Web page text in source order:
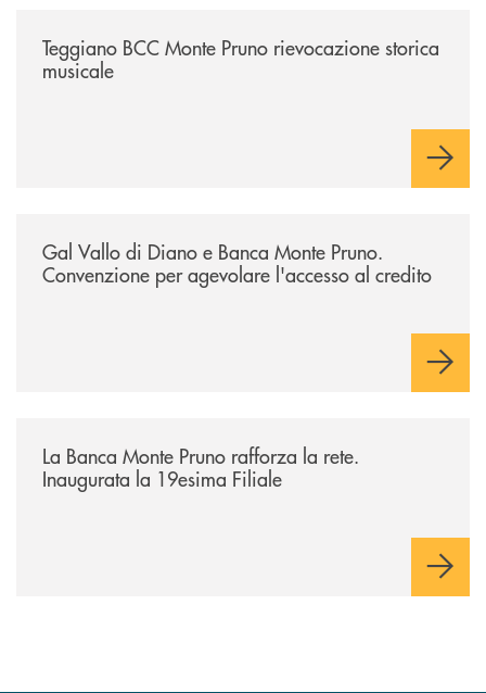
Teggiano BCC Monte Pruno rievocazione storica
musicale
Gal Vallo di Diano e Banca Monte Pruno.
Convenzione per agevolare l'accesso al credito
La Banca Monte Pruno rafforza la rete.
Inaugurata la 19esima Filiale